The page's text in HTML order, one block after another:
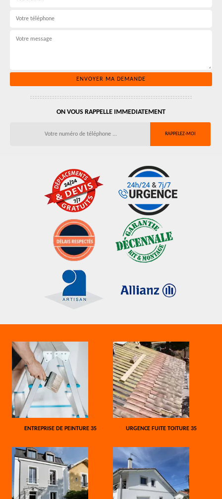
ON VOUS RAPPELLE IMMEDIATEMENT
ENTREPRISE DE PEINTURE 35 URGENCE FUITE TOITURE 35